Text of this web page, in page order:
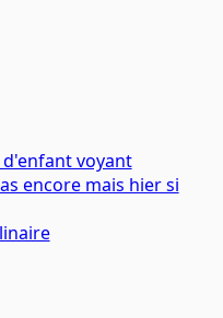
voyant
encore mais hier si